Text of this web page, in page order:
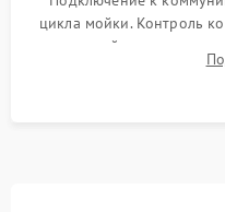
цикла мойки. Контроль
до нужной температуры,
штатного слива и